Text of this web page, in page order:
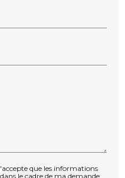
que les informations
le cadre de ma demande